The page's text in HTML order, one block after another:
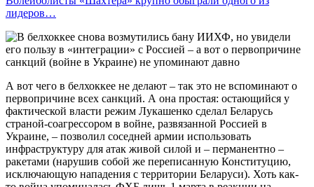
лидеров…
А вот чего в белхоккее не делают – так это не вспоминают о
первопричине всех санкций. А она простая: остающийся у
фактической власти режим Лукашенко сделал Беларусь
страной-соагрессором в войне, развязанной Россией в
Украине, – позволил соседней армии использовать
инфраструктуру для атак живой силой и – перманентно –
ракетами (нарушив собой же переписанную Конституцию,
исключающую нападения с территории Беларуси). Хоть как-